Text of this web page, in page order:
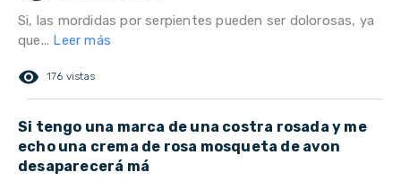
Si, las mordidas por serpientes pueden ser dolorosas, ya
que... Leer más
remove_red_eye 176 vistas
Si tengo una marca de una costra rosada y me
echo una crema de rosa mosqueta de avon
desaparecerá má